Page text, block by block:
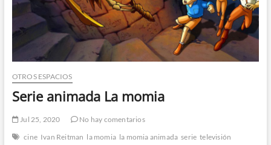
OTROS ESPACIOS
Serie animada La momia
Jul 25, 2020
No hay comentarios
cine Ivan Reitman la momia la momia animada serie televisión